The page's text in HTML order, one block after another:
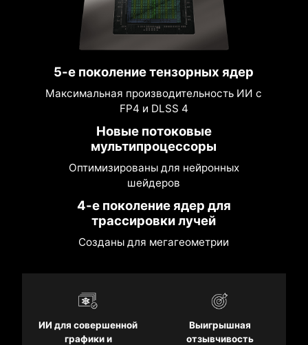
5-е поколение тензорных ядер
Максимальная производительность ИИ с
FP4 и DLSS 4
Новые потоковые
мультипроцессоры
Оптимизированы для нейронных
шейдеров
4-е поколение ядер для
трассировки лучей
Созданы для мегагеометрии
ИИ для совершенной
графики и
Выигрышная
отзывчивость